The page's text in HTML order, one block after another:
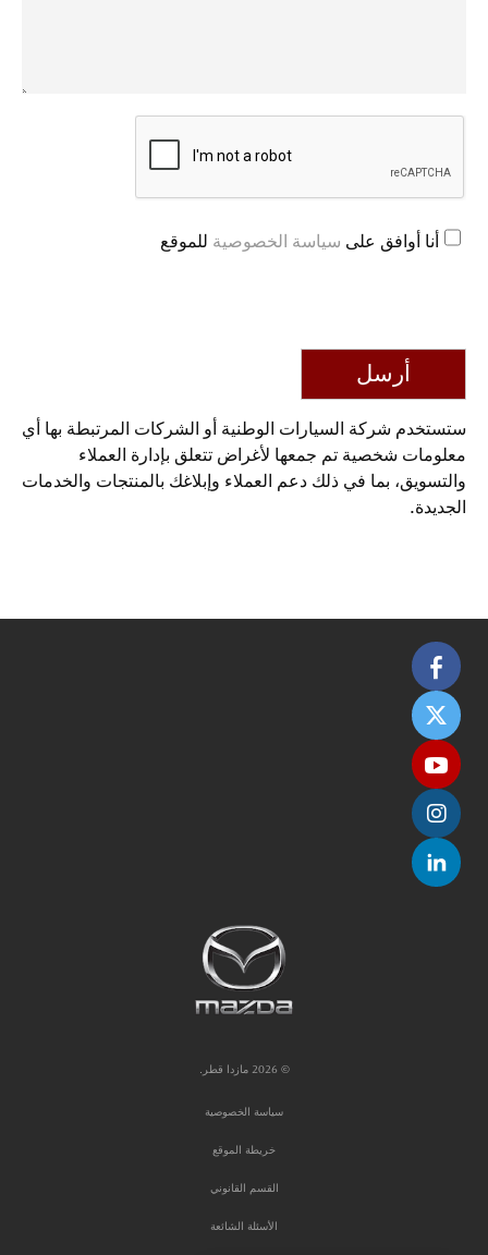
أنا أوافق على سياسة الخصوصية للموقع
أرسل
ستستخدم شركة السيارات الوطنية أو الشركات المرتبطة بها أي
معلومات شخصية تم جمعها لأغراض تتعلق بإدارة العملاء
والتسويق، بما في ذلك دعم العملاء وإبلاغك بالمنتجات والخدمات
الجديدة.
© 2026 مازدا قطر.
سياسة الخصوصية
خريطة الموقع
القسم القانوني
الأسئلة الشائعة